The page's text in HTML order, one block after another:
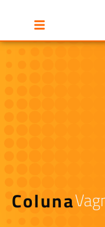
Coluna